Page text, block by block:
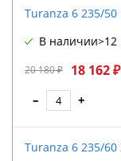
Turanza 6 235/50
20 180 ₽ 18 162 ₽
В наличии>12
– +
Turanza 6 235/60